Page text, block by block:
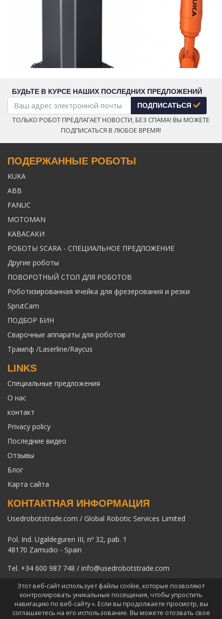
БУДЬТЕ В КУРСЕ НАШИХ ПОСЛЕДНИХ ПРЕДЛОЖЕНИЙ
ПОДПИСАТЬСЯ
ТОЛЬКО РОБОТ ПРЕДЛАГАЕТ НОВОСТИ, БЕЗ СПАМА! ВЫ МОЖЕТЕ
ПОДПИСАТЬСЯ В ЛЮБОЕ ВРЕМЯ!
ПОДЕРЖАННЫЕ РОБОТЫ
KUKA
ABB
FANUC
MOTOMAN
КАВАСАКИ
РОБОТЫ SCARA - СПЕЦИАЛЬНОЕ ПРЕДЛОЖЕНИЕ
Другие роботы
ПОВОРОТНЫЙ СТОЛ ДЛЯ РОБОТОВ
Роботизированная ячейка для фрезерования и резки
SprutCam
ПОДБОР БИН
Сварочные аппараты для роботов
Трампф /Laserline/Raycus
LINKS
Специальные предложения
О нас
контакт
Privacy policy
Последние видео
Отзывы
Блог
Карта сайта
КОНТАКТНАЯ ИНФОРМАЦИЯ
Usedrobotstrade.com / Global Robotic Services Limited
Pol. Ind. Ugaldeguren III, nº 32, pab. 1
48170 Zamudio - Spain
Tel. +34 600 987 748 / info@usedrobotstrade.com
Этот веб-сайт использует файлы cookie, которые позволяют
контролировать уникальные посещения, чтобы упростить
навигацию по веб-сайту ». Если вы продолжаете просмотр, вы
соглашаетесь на его использование. Вы можете отозвать свое